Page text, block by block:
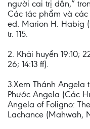
người cai trị dân,”
Các tác phẩm và
ed. Marion H. Habig
tr. 115.
2. Khải huyền 19:10;
26; 14:13 ff).
3.Xem Thánh Angela
Phước Angela (Các
Angela of Foligno:
Lachance (Mahwah,